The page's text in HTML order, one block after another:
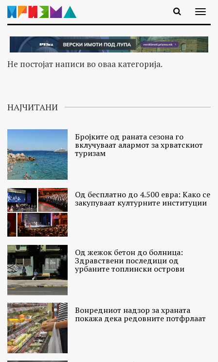
Не постојат написи во оваа категорија.
НАЈЧИТАНИ
Бројките од раната сезона го
вклучуваат алармот за хрватскиот
туризам
Од бесплатно до 4.500 евра: Како се
закупуваат културните институции
Од жежок бетон до болница:
Здравствени последици од
урбаните топлински острови
Вонредниот надзор за храната
покажа дека редовните потфрлаат